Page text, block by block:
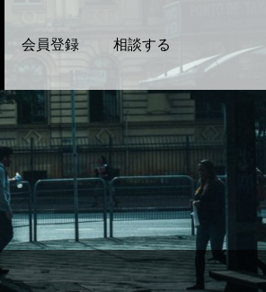
会員登録 相談する